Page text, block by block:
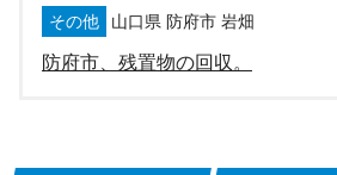
その他 山口県 防府市 岩畑
防府市、残置物の回収。